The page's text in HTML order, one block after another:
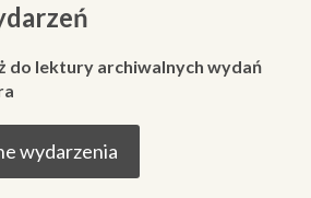
do lektury archiwalnych wydań
wydarzenia